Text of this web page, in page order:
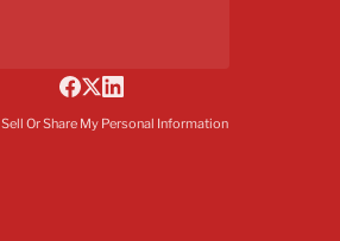
Or Share My Personal Information